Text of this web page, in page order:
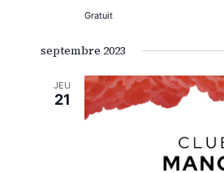
Gratuit
septembre 2023
JEU
21